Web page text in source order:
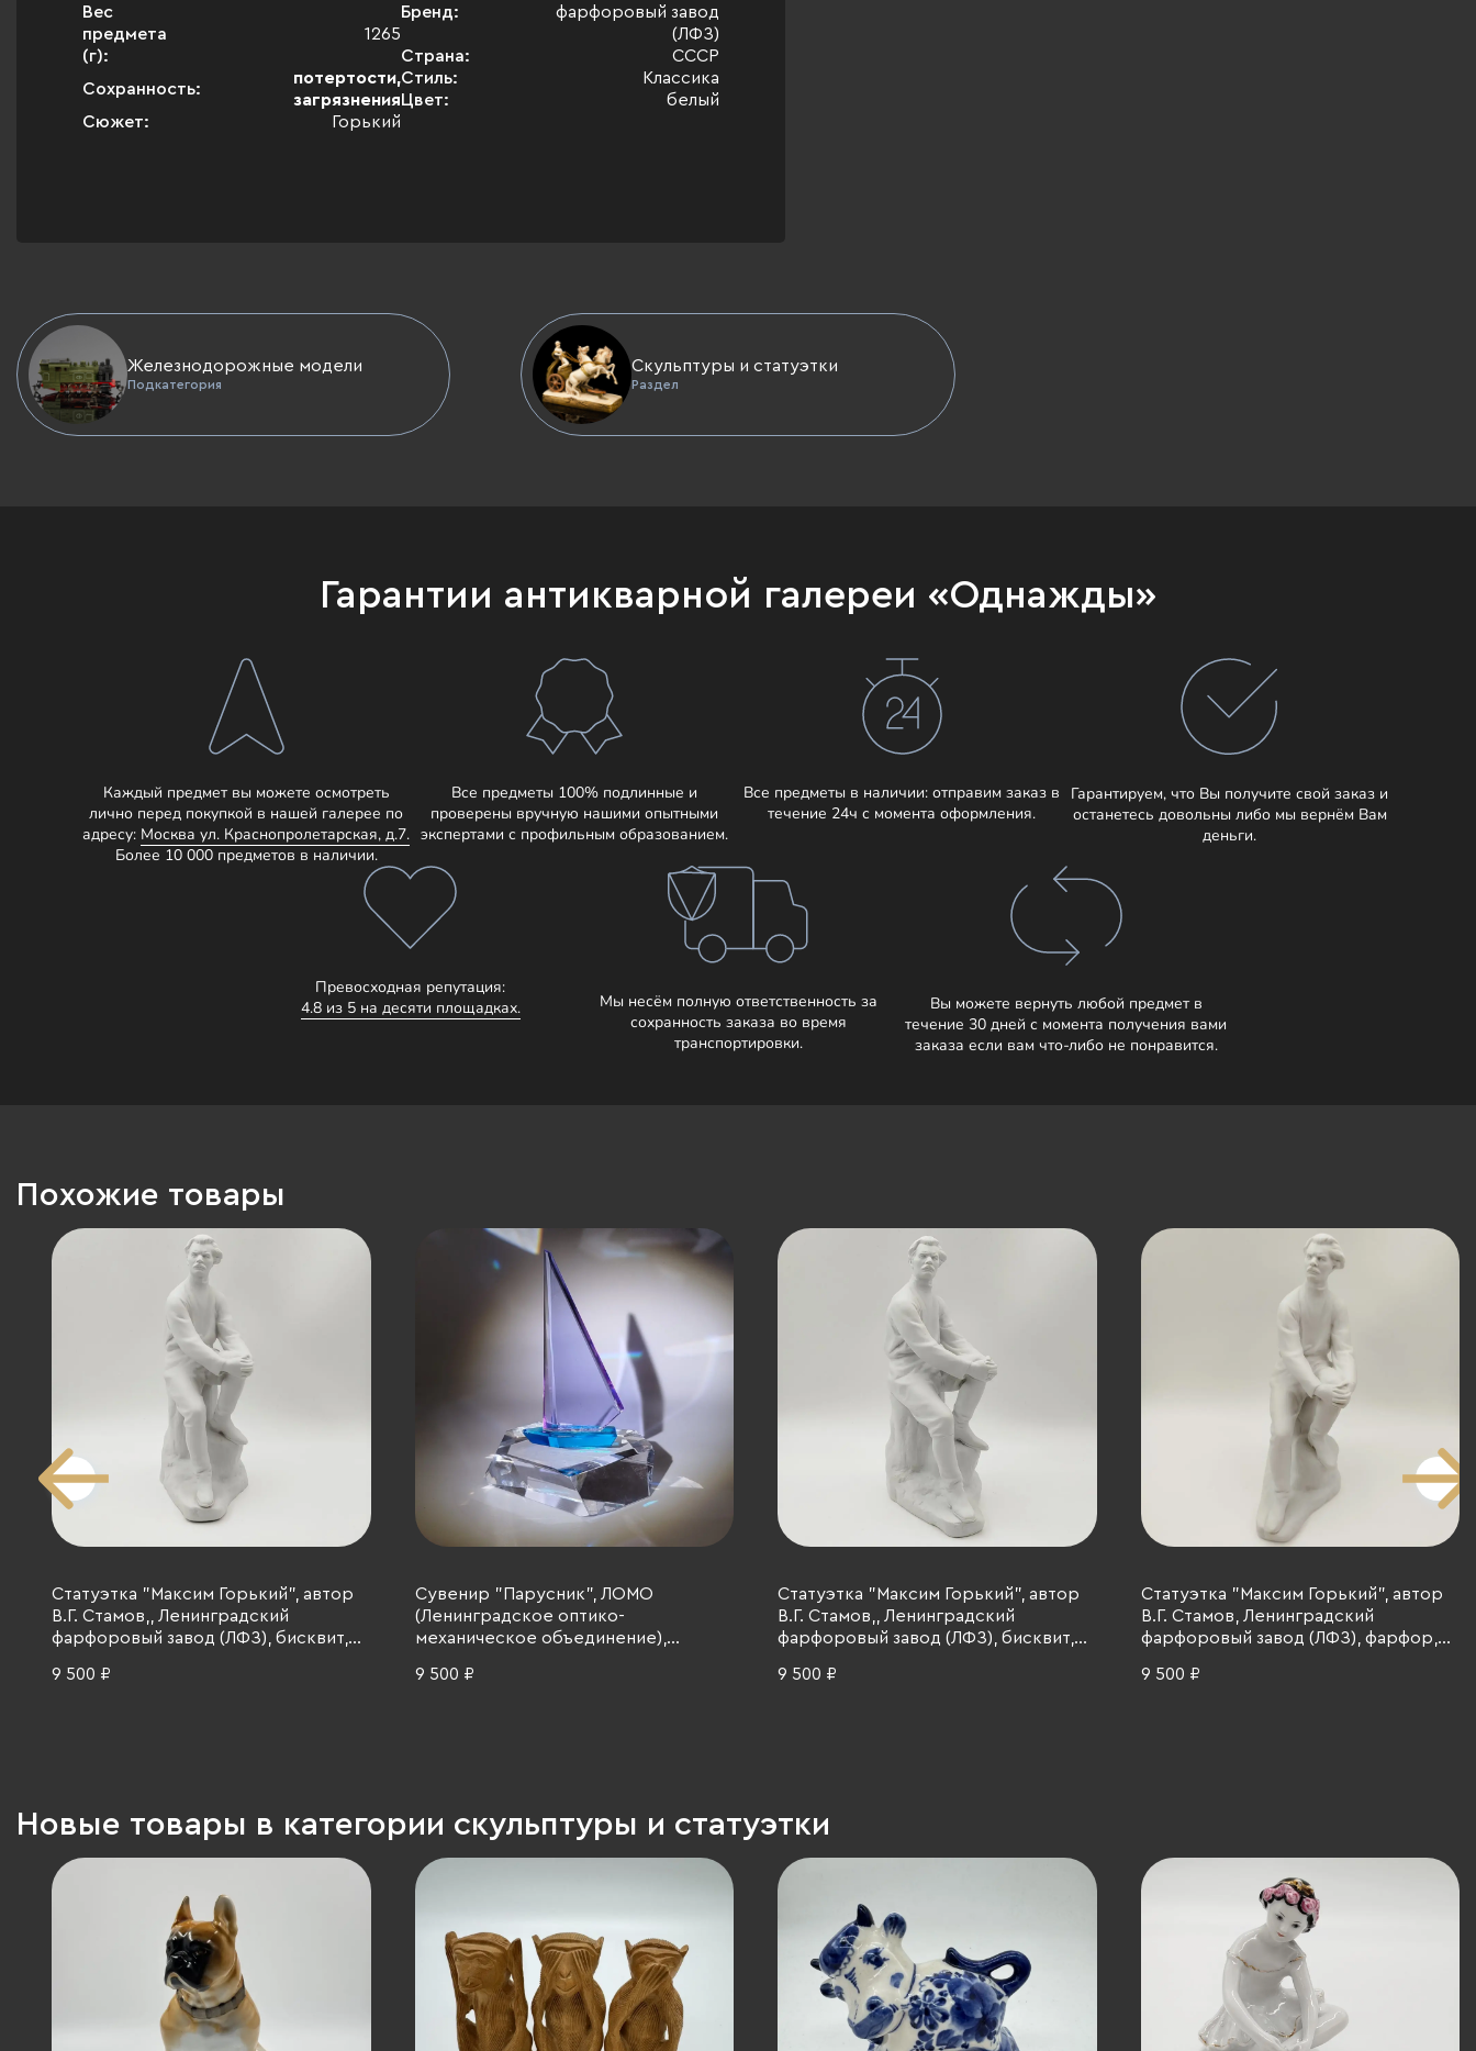
Вес
предмета
(г):
1265
Сохранность:
потертости,
загрязнения
Сюжет:
Горький
Бренд:
фарфоровый завод
(ЛФЗ)
Страна:
СССР
Стиль:
Классика
Цвет:
белый
Железнодорожные модели
Подкатегория
Скульптуры и статуэтки
Раздел
Гарантии антикварной галереи «Однажды»
Каждый предмет вы можете осмотреть
лично перед покупкой в нашей галерее по
адресу: Москва ул. Краснопролетарская, д.7.
Более 10 000 предметов в наличии.
Все предметы 100% подлинные и
проверены вручную нашими опытными
экспертами с профильным образованием.
Все предметы в наличии: отправим заказ в
течение 24ч с момента оформления.
Гарантируем, что Вы получите свой заказ и
останетесь довольны либо мы вернём Вам
деньги.
Превосходная репутация:
4.8 из 5 на десяти площадках.
Мы несём полную ответственность за
сохранность заказа во время
транспортировки.
Вы можете вернуть любой предмет в
течение 30 дней с момента получения вами
заказа если вам что-либо не понравится.
Похожие товары
Статуэтка "Максим Горький", автор
В.Г. Стамов,, Ленинградский
фарфоровый завод (ЛФЗ), бисквит,
9 500 ₽
Сувенир "Парусник", ЛОМО
(Ленинградское оптико-
механическое объединение),
гранение, шлифовка, СССР, 1970-1980
9 500 ₽
Статуэтка "Максим Горький", автор
В.Г. Стамов,, Ленинградский
фарфоровый завод (ЛФЗ), бисквит,
9 500 ₽
Статуэтка "Максим Горький", автор
В.Г. Стамов, Ленинградский
фарфоровый завод (ЛФЗ), фарфор,
9 500 ₽
Новые товары в категории скульптуры и статуэтки